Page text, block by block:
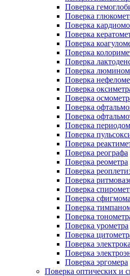
Поверка
Поверка
Поверка
Поверка
Поверка
Поверка
Поверка
Поверка
Поверка
Поверка
Поверка
Поверка
Поверка
Поверка
Поверка
Поверка
Поверка реографа
Поверка реометра
Поверка
Поверка
Поверка
Поверка
Поверка
Поверка
Поверка урометра
Поверка
Поверка
Поверка
Поверка эргомера
Поверка оптических и